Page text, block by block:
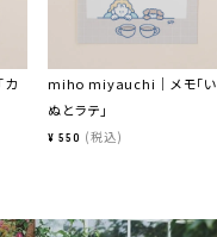
miho miyauchi｜メモ「い
ぬとラテ」
¥ 550 税込